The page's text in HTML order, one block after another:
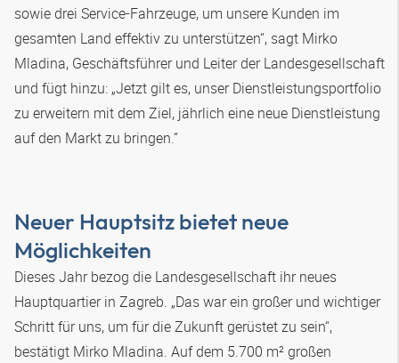
sowie drei Service-Fahrzeuge, um unsere Kunden im
gesamten Land effektiv zu unterstützen“, sagt Mirko
Mladina, Geschäftsführer und Leiter der Landesgesellschaft
und fügt hinzu: „Jetzt gilt es, unser Dienstleistungsportfolio
zu erweitern mit dem Ziel, jährlich eine neue Dienstleistung
auf den Markt zu bringen.“
Neuer Hauptsitz bietet neue
Möglichkeiten
Dieses Jahr bezog die Landesgesellschaft ihr neues
Hauptquartier in Zagreb. „Das war ein großer und wichtiger
Schritt für uns, um für die Zukunft gerüstet zu sein“,
bestätigt Mirko Mladina. Auf dem 5.700 m² großen